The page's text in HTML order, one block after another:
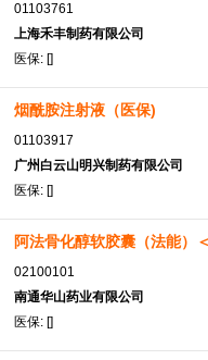
01103761
上海禾丰制药有限公司
医保: []
烟酰胺注射液（医保)
01103917
广州白云山明兴制药有限公司
医保: []
阿法骨化醇软胶囊（法能）
02100101
南通华山药业有限公司
医保: []